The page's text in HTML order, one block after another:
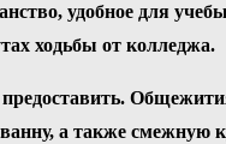
удобное для
ходьбы от колледжа.
а также смежную